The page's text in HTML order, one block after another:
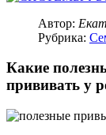
Автор:
Рубрика:
Какие
прививать у